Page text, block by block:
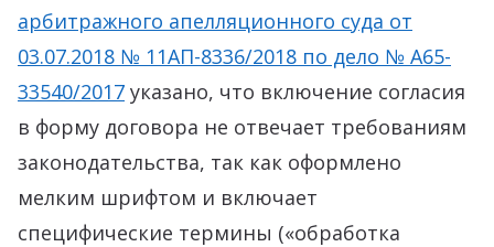
арбитражного апелляционного суда от
03.07.2018 № 11АП-8336/2018 по дело № А65-
33540/2017 указано, что включение согласия
в форму договора не отвечает требованиям
законодательства, так как оформлено
мелким шрифтом и включает
специфические термины («обработка